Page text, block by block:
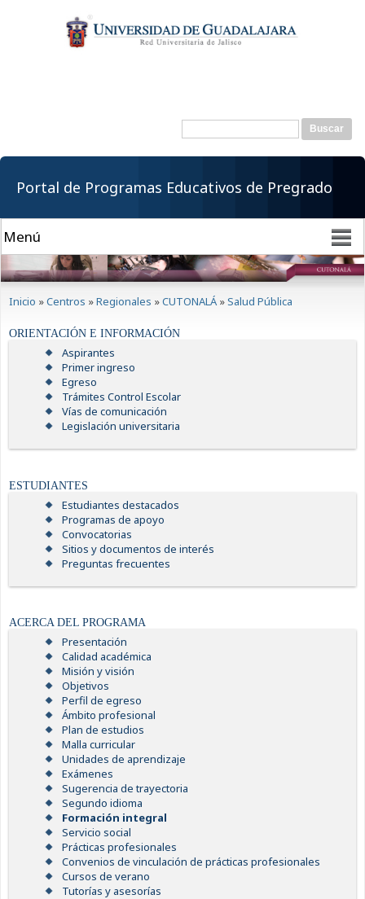
contenido
principal
Formulario de
Buscar
Portal de Programas Educativos de Pregrado
Inicio »Centros »Regionales »CUTONALÁ »Salud Pública
ORIENTACIÓN E INFORMACIÓN
Aspirantes
Primer ingreso
Egreso
Trámites Control Escolar
Vías de comunicación
Legislación universitaria
ESTUDIANTES
Estudiantes destacados
Programas de apoyo
Convocatorias
Sitios y documentos de interés
Preguntas frecuentes
ACERCA DEL PROGRAMA
Presentación
Calidad académica
Misión y visión
Objetivos
Perfil de egreso
Ámbito profesional
Plan de estudios
Malla curricular
Unidades de aprendizaje
Exámenes
Sugerencia de trayectoria
Segundo idioma
Formación integral
Servicio social
Prácticas profesionales
Convenios de vinculación de prácticas profesionales
Cursos de verano
Tutorías y asesorías